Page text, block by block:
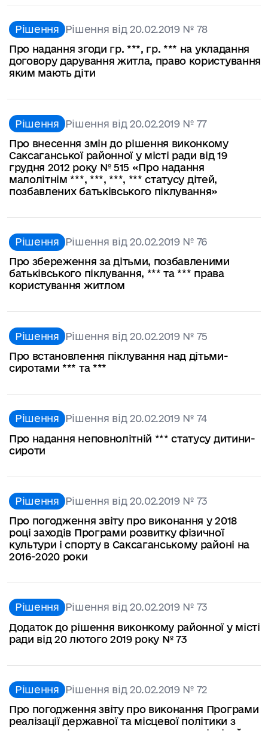
Рішення Рішення від 20.02.2019 № 78
Про надання згоди гр. ***, гр. *** на укладання
договору дарування житла, право користування
яким мають діти
Рішення Рішення від 20.02.2019 № 77
Про внесення змін до рішення виконкому
Саксаганської районної у місті ради від 19
грудня 2012 року № 515 «Про надання
малолітнім ***, ***, ***, *** статусу дітей,
позбавлених батьківського піклування»
Рішення Рішення від 20.02.2019 № 76
Про збереження за дітьми, позбавленими
батьківського піклування, *** та *** права
користування житлом
Рішення Рішення від 20.02.2019 № 75
Про встановлення піклування над дітьми-
сиротами *** та ***
Рішення Рішення від 20.02.2019 № 74
Про надання неповнолітній *** статусу дитини-
сироти
Рішення Рішення від 20.02.2019 № 73
Про погодження звіту про виконання у 2018
році заходів Програми розвитку фізичної
культури і спорту в Саксаганському районі на
2016-2020 роки
Рішення Рішення від 20.02.2019 № 73
Додаток до рішення виконкому районної у місті
ради від 20 лютого 2019 року № 73
Рішення Рішення від 20.02.2019 № 72
Про погодження звіту про виконання Програми
реалізації державної та місцевої політики з